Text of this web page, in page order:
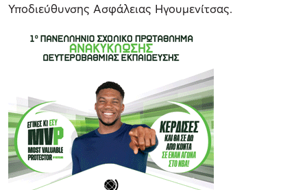
Υποδιεύθυνσης Ασφάλειας Ηγουμενίτσας.